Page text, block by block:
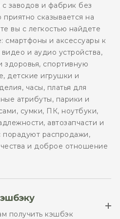
заводов и фабрик без
приятно сказывается на
вы с легкостью найдете
смартфоны и аксессуары к
и аудио устройства,
здоровья, спортивную
детские игрушки и
часы, платья для
атрибуты, парики и
сумки, ПК, ноутбуки,
автозапчасти и
порадуют распродажи,
и доброе отношение
получить кэшбэк